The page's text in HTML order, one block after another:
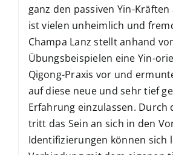
ganz den passiven Yin-
ist vielen unheimlich und
Champa Lanz stellt anhand
Übungsbeispielen eine Yin-
Qigong-Praxis vor und
auf diese neue und sehr tief
Erfahrung einzulassen. Durch
tritt das Sein an sich in den
Identifizierungen können sich